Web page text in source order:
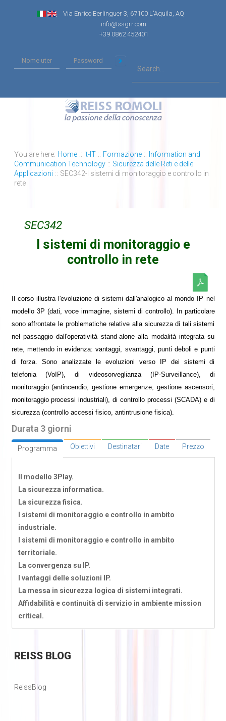
Via Enrico Berlinguer 3, 67100 L'Aquila, AQ
info@ssgrr.com
+39 0862 452401
You are here: Home :: it-IT :: Formazione :: Information and
Communication Technology :: Sicurezza delle Reti e delle
Applicazioni :: SEC342-I sistemi di monitoraggio e controllo in
rete
SEC342
I sistemi di monitoraggio e
controllo in rete
Il corso illustra l'evoluzione di sistemi dall'analogico al mondo IP nel
modello 3P (dati, voce immagine, sistemi di controllo). In particolare
sono affrontate le problematiche relative alla sicurezza di tali sistemi
nel passaggio dall'operatività stand-alone alla modalità integrata su
rete, mettendo in evidenza: vantaggi, svantaggi, punti deboli e punti
di forza. Sono analizzate le evoluzioni verso IP dei sistemi di
telefonia (VoIP), di videosorveglianza (IP-Surveillance), di
monitoraggio (antincendio, gestione emergenze, gestione ascensori,
monitoraggio processi industriali), di controllo processi (SCADA) e di
sicurezza (controllo accessi fisico, antintrusione fisica).
Durata 3 giorni
Programma Obiettivi Destinatari Date Prezzo
Il modello 3Play.
La sicurezza informatica.
La sicurezza fisica.
I sistemi di monitoraggio e controllo in ambito
industriale.
I sistemi di monitoraggio e controllo in ambito
territoriale.
La convergenza su IP.
I vantaggi delle soluzioni IP.
La messa in sicurezza logica di sistemi integrati.
Affidabilità e continuità di servizio in ambiente mission
critical.
REISSBLOG
ReissBlog